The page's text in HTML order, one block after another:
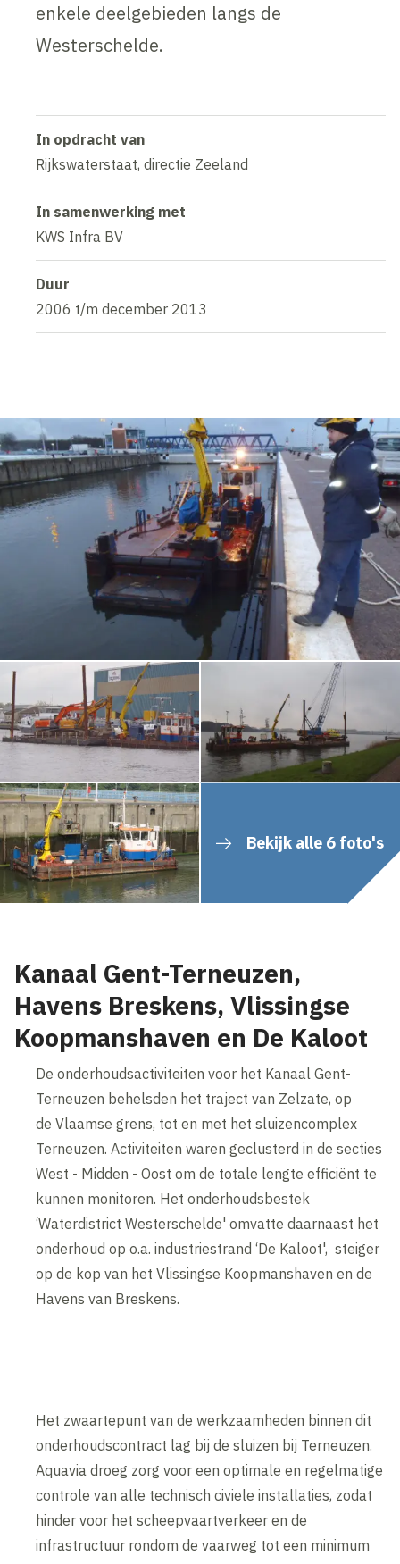
enkele deelgebieden langs de
Westerschelde.
In opdracht van
Rijkswaterstaat, directie Zeeland
In samenwerking met
KWS Infra BV
Duur
2006 t/m december 2013
Bekijk alle 6 foto's
Kanaal Gent-Terneuzen,
Havens Breskens, Vlissingse
Koopmanshaven en De Kaloot
De onderhoudsactiviteiten voor het Kanaal Gent-
Terneuzen behelsden het traject van Zelzate, op
de Vlaamse grens, tot en met het sluizencomplex
Terneuzen. Activiteiten waren geclusterd in de secties
West - Midden - Oost om de totale lengte efficiënt te
kunnen monitoren. Het onderhoudsbestek
‘Waterdistrict Westerschelde' omvatte daarnaast het
onderhoud op o.a. industriestrand ‘De Kaloot', steiger
op de kop van het Vlissingse Koopmanshaven en de
Havens van Breskens.
Het zwaartepunt van de werkzaamheden binnen dit
onderhoudscontract lag bij de sluizen bij Terneuzen.
Aquavia droeg zorg voor een optimale en regelmatige
controle van alle technisch civiele installaties, zodat
hinder voor het scheepvaartverkeer en de
infrastructuur rondom de vaarweg tot een minimum